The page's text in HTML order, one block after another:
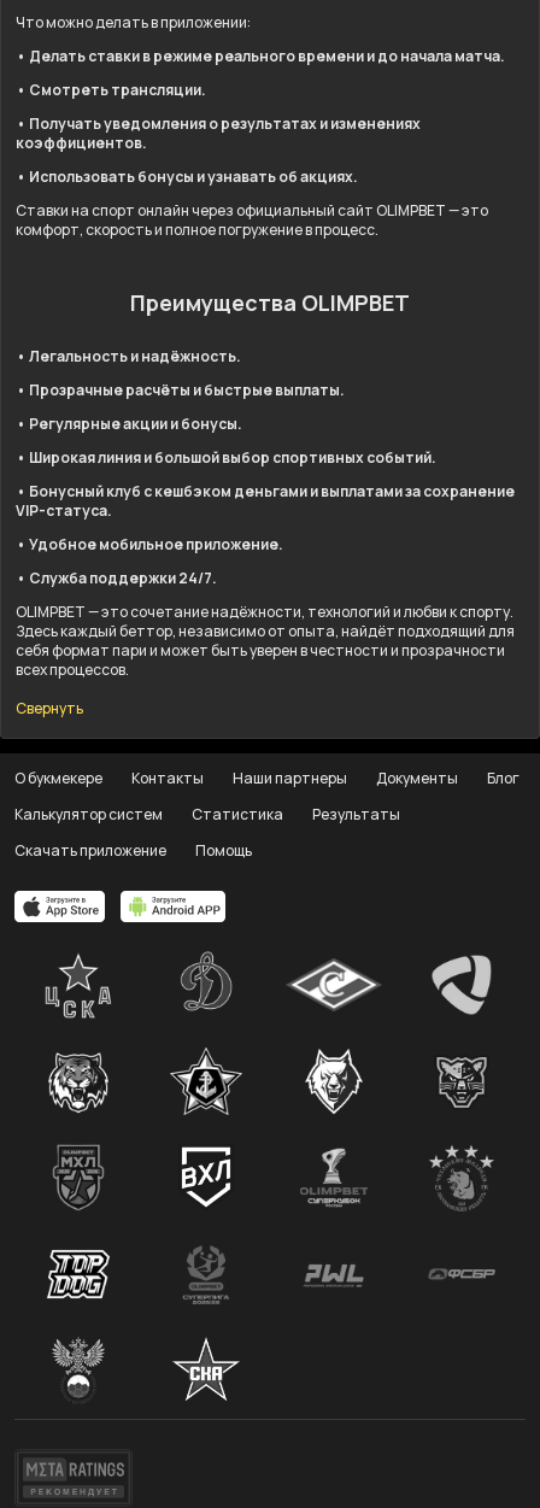
Что можно делать в приложении:
• Делать ставки в режиме реального времени и до начала матча.
• Смотреть трансляции.
• Получать уведомления о результатах и изменениях
коэффициентов.
• Использовать бонусы и узнавать об акциях.
Ставки на спорт онлайн через официальный сайт OLIMPBET — это
комфорт, скорость и полное погружение в процесс.
Преимущества OLIMPBET
• Легальность и надёжность.
• Прозрачные расчёты и быстрые выплаты.
• Регулярные акции и бонусы.
• Широкая линия и большой выбор спортивных событий.
• Бонусный клуб с кешбэком деньгами и выплатами за сохранение
VIP-статуса.
• Удобное мобильное приложение.
• Служба поддержки 24/7.
OLIMPBET — это сочетание надёжности, технологий и любви к спорту.
Здесь каждый беттор, независимо от опыта, найдёт подходящий для
себя формат пари и может быть уверен в честности и прозрачности
всех процессов.
Свернуть
О букмекере Контакты Наши партнеры Документы
Блог
Калькулятор систем
Статистика
Результаты
Скачать приложение
Помощь